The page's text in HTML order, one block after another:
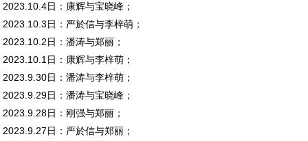
2023.10.4日：康辉与宝晓峰；
2023.10.3日：严於信与李梓萌；
2023.10.2日：潘涛与郑丽；
2023.10.1日：康辉与李梓萌；
2023.9.30日：潘涛与李梓萌；
2023.9.29日：潘涛与宝晓峰；
2023.9.28日：刚强与郑丽；
2023.9.27日：严於信与郑丽；